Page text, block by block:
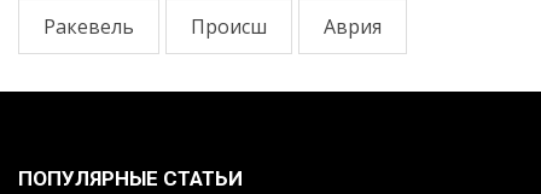
Ракевель Происш Аврия
ПОПУЛЯРНЫЕ СТАТЬИ